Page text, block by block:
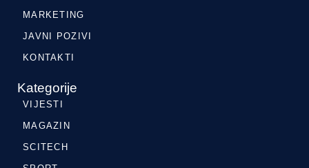
MARKETING
JAVNI POZIVI
KONTAKTI
Kategorije
VIJESTI
MAGAZIN
SCITECH